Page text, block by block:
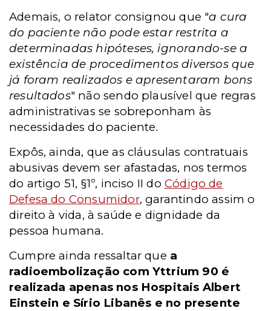
Ademais, o relator consignou que "a cura
do paciente não pode estar restrita a
determinadas hipóteses, ignorando-se a
existência de procedimentos diversos que
já foram realizados e apresentaram bons
resultados" não sendo plausível que regras
administrativas se sobreponham às
necessidades do paciente.
Expôs, ainda, que as cláusulas contratuais
abusivas devem ser afastadas, nos termos
do artigo 51, §1º, inciso II do Código de
Defesa do Consumidor, garantindo assim o
direito à vida, à saúde e dignidade da
pessoa humana.
Cumpre ainda ressaltar que a
radioembolização com Yttrium 90 é
realizada apenas nos Hospitais Albert
Einstein e Sírio Libanês e no presente